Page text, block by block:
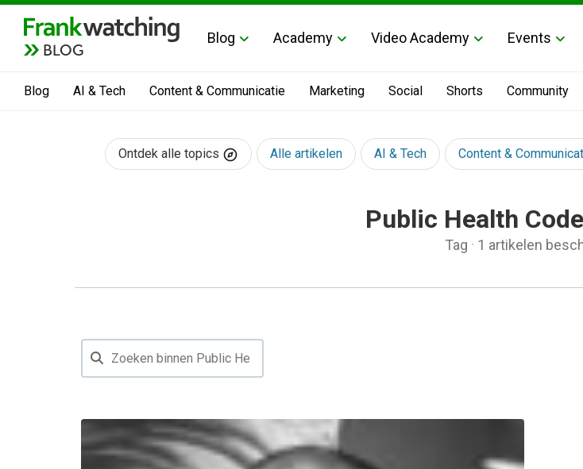
BLOG
Blog Academy Video Academy Events
Blog AI & Tech Content & Communicatie Marketing Social Shorts Community
Ontdek alle topics Alle artikelen AI & Tech Content &
Public Health
Tag · 1 artikelen